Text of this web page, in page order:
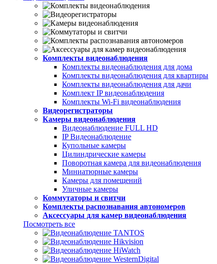
Комплекты видеонаблюдения
Комплекты видеонаблюдения для дома
Комплекты видеонаблюдения для квартиры
Комплекты видеонаблюдения для дачи
Комплект IP видеонаблюдения
Комплекты Wi-Fi видеонаблюдения
Видеорегистраторы
Камеры видеонаблюдения
Видеонаблюдение FULL НD
IP Видеонаблюдение
Купольные камеры
Цилиндрические камеры
Поворотная камера для видеонаблюдения
Миниатюрные камеры
Камеры для помещений
Уличные камеры
Коммутаторы и свитчи
Комплекты распознавания автономеров
Аксессуары для камер видеонаблюдения
Посмотреть все